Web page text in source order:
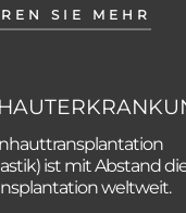
SIE MEHR
ist mit Abstand
weltweit.